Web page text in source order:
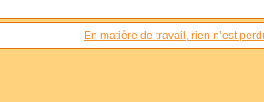
En matière de travail, rien n’est